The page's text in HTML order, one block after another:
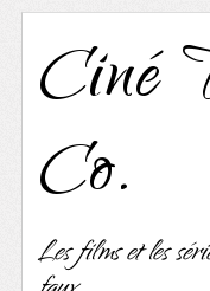
Ciné
Co.
Les films et les